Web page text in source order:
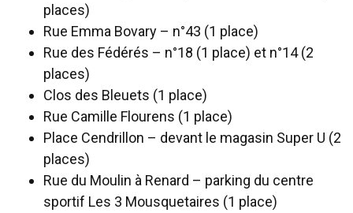
places)
Rue Emma Bovary – n°43 (1 place)
Rue des Fédérés – n°18 (1 place) et n°14 (2
places)
Clos des Bleuets (1 place)
Rue Camille Flourens (1 place)
Place Cendrillon – devant le magasin Super U (2
places)
Rue du Moulin à Renard – parking du centre
sportif Les 3 Mousquetaires (1 place)